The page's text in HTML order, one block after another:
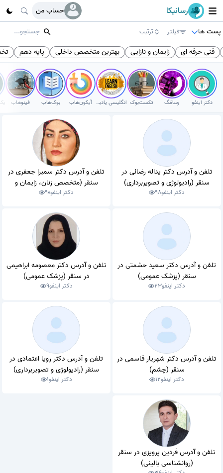
رسانیکا
حساب من
پست ها
فیلتر ترتیب
فنی حرفه ای زایمان و نازایی بهترین متخصص داخلی پایه دهم
دکتر اینفو رسامَگ تکست‌بوک انگلیسی یادبگیر آیکون‌هاب بوک‌هاب فینوهاب
تلفن و آدرس دکتر یداله رضائی در
سنقر (رادیولوژی و تصویربرداری)
دکتر اینفو98
تلفن و آدرس دکتر سمیرا جعفری در
سنقر (متخصص زنان، زایمان و
نازایی)
دکتر اینفو90
تلفن و آدرس دکتر سعید حشمتی در
سنقر (پزشک عمومی)
دکتر اینفو23
تلفن و آدرس دکتر معصومه ابراهیمی
در سنقر (پزشک عمومی)
دکتر اینفو9
تلفن و آدرس دکتر شهریار قاسمی در
سنقر (چشم)
دکتر اینفو12
تلفن و آدرس دکتر رویا اعتمادی در
سنقر (رادیولوژی و تصویربرداری)
دکتر اینفو1
تلفن و آدرس فردین پرویزی در سنقر
(روانشناسی بالینی)